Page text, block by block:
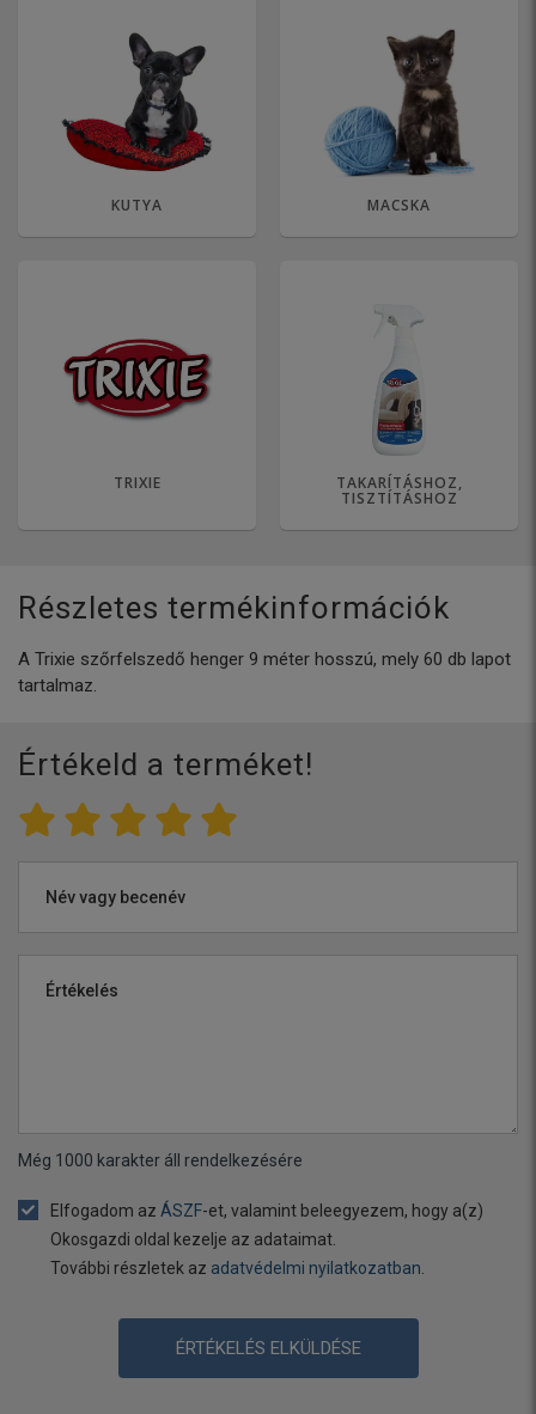
KUTYA MACSKA
TRIXIE TAKARÍTÁSHOZ,
TISZTÍTÁSHOZ
Részletes termékinformációk
A Trixie szőrfelszedő henger 9 méter hosszú, mely 60 db lapot
tartalmaz.
Értékeld a terméket!
Név vagy becenév
Értékelés
Még 1000 karakter áll rendelkezésére
Elfogadom az ÁSZF-et, valamint beleegyezem, hogy a(z)
Okosgazdi oldal kezelje az adataimat.
További részletek az adatvédelmi nyilatkozatban.
ÉRTÉKELÉS ELKÜLDÉSE